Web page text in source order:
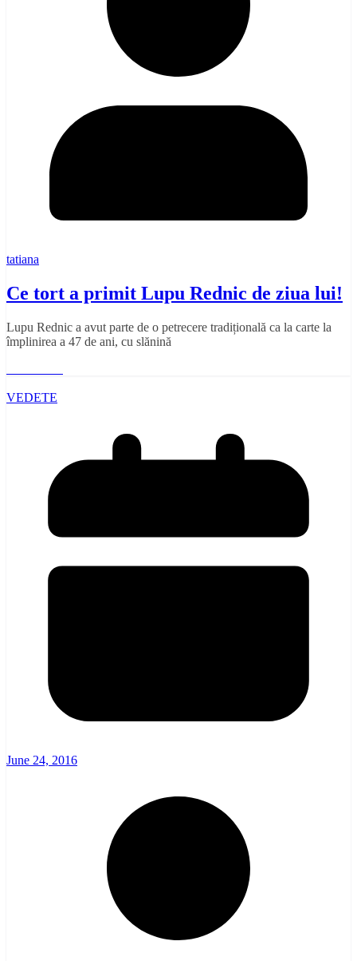
tatiana
Ce tort a primit Lupu Rednic de ziua lui!
Lupu Rednic a avut parte de o petrecere tradițională ca la carte la
împlinirea a 47 de ani, cu slănină
VEDETE
June 24, 2016